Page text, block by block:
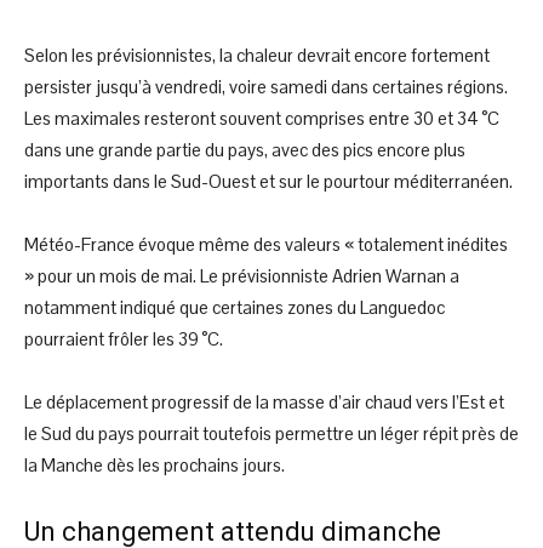
Selon les prévisionnistes, la chaleur devrait encore fortement
persister jusqu’à vendredi, voire samedi dans certaines régions.
Les maximales resteront souvent comprises entre 30 et 34 °C
dans une grande partie du pays, avec des pics encore plus
importants dans le Sud-Ouest et sur le pourtour méditerranéen.
Météo-France évoque même des valeurs « totalement inédites
» pour un mois de mai. Le prévisionniste Adrien Warnan a
notamment indiqué que certaines zones du Languedoc
pourraient frôler les 39 °C.
Le déplacement progressif de la masse d’air chaud vers l’Est et
le Sud du pays pourrait toutefois permettre un léger répit près de
la Manche dès les prochains jours.
Un changement attendu dimanche